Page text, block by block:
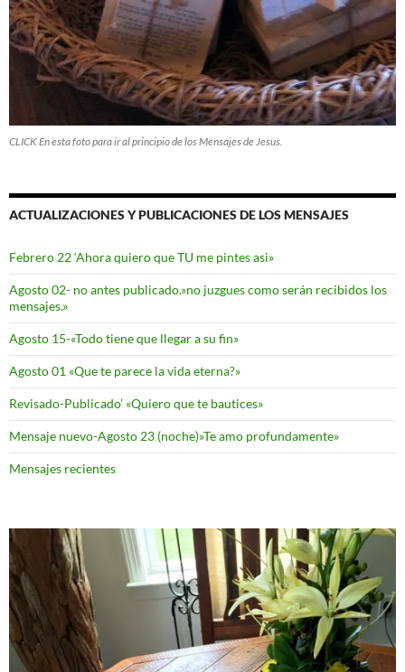
CLICK En esta foto para ir al principio de los Mensajes de Jesus.
ACTUALIZACIONES Y PUBLICACIONES DE LOS MENSAJES
Febrero 22 ‘Ahora quiero que TU me pintes asi»
Agosto 02- no antes publicado.»no juzgues como serán recibidos los
mensajes.»
Agosto 15-«Todo tiene que llegar a su fin»
Agosto 01 «Que te parece la vida eterna?»
Revisado-Publicado’ «Quiero que te bautices»
Mensaje nuevo-Agosto 23 (noche)»Te amo profundamente»
Mensajes recientes